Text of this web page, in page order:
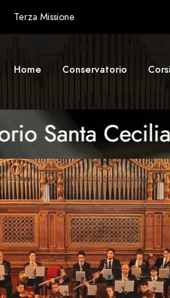
Terza Missione
Home Conservatorio Corsi